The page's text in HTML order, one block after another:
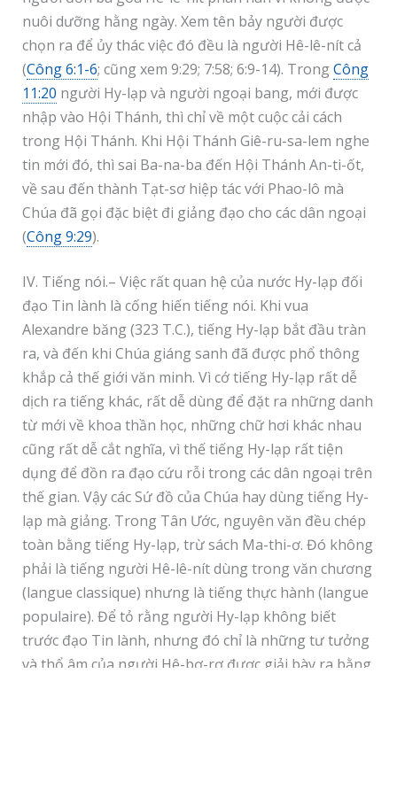
nuôi dưỡng hằng ngày. Xem tên bảy người được
chọn ra để ủy thác việc đó đều là người Hê-lê-nít cả
(Công 6:1-6; cũng xem 9:29; 7:58; 6:9-14). TrongCông
11:20 người Hy-lạp và người ngoại bang, mới được
nhập vào Hội Thánh, thì chỉ về một cuộc cải cách
trong Hội Thánh. Khi Hội Thánh Giê-ru-sa-lem nghe
tin mới đó, thì sai Ba-na-ba đến Hội Thánh An-ti-ốt,
về sau đến thành Tạt-sơ hiệp tác với Phao-lô mà
Chúa đã gọi đặc biệt đi giảng đạo cho các dân ngoại
(Công 9:29).
IV. Tiếng nói.– Việc rất quan hệ của nước Hy-lạp đối
đạo Tin lành là cống hiến tiếng nói. Khi vua
Alexandre băng (323 T.C.), tiếng Hy-lạp bắt đầu tràn
ra, và đến khi Chúa giáng sanh đã được phổ thông
khắp cả thế giới văn minh. Vì cớ tiếng Hy-lạp rất dễ
dịch ra tiếng khác, rất dễ dùng để đặt ra những danh
từ mới về khoa thần học, những chữ hơi khác nhau
cũng rất dễ cắt nghĩa, vì thế tiếng Hy-lạp rất tiện
dụng để đồn ra đạo cứu rỗi trong các dân ngoại trên
thế gian. Vậy các Sứ đồ của Chúa hay dùng tiếng Hy-
lạp mà giảng. Trong Tân Ước, nguyên văn đều chép
toàn bằng tiếng Hy-lạp, trừ sách Ma-thi-ơ. Đó không
phải là tiếng người Hê-lê-nít dùng trong văn chương
(langue classique) nhưng là tiếng thực hành (langue
populaire). Để tỏ rằng người Hy-lạp không biết
trước đạo Tin lành, nhưng đó chỉ là những tư tưởng
và thổ âm của người Hê-bơ-rơ được giải bày ra bằng